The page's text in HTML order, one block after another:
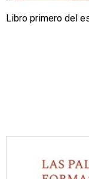
Libro primero del